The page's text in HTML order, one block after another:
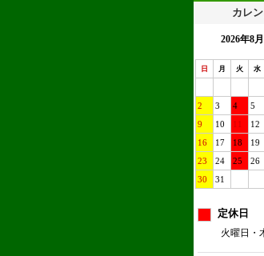
カレ
2026年8月
日 月 火 水
2
3 4 5
9
10 11 12
16
17 18 19
23
24 25 26
30
31
定休日
火曜日・